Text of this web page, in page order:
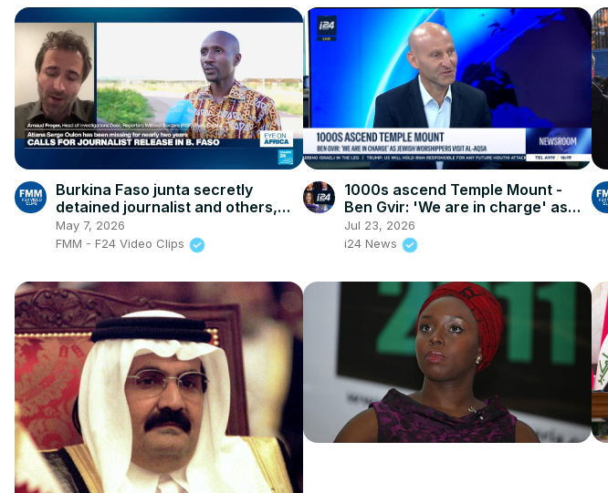
Burkina Faso junta secretly
detained journalist and others,
advocacy group says
May 7, 2026
FMM - F24 Video Clips
1000s ascend Temple Mount -
Ben Gvir: 'We are in charge' as
Jewish worshippers visit Al-Aqsa
Jul 23, 2026
i24 News